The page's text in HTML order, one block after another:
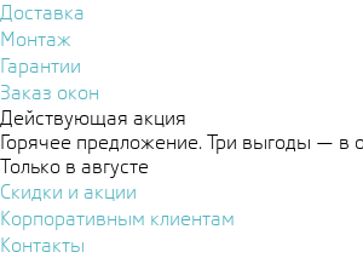
Доставка
Монтаж
Гарантии
Заказ окон
Действующая акция
Горячее предложение. Три выгоды — в
Только в августе
Скидки и акции
Корпоративным клиентам
Контакты